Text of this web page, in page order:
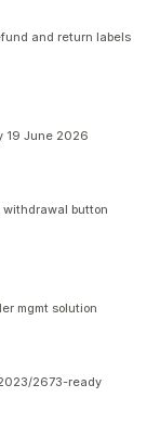
and return labels
19 June 2026
withdrawal button
mgmt solution
2673-ready